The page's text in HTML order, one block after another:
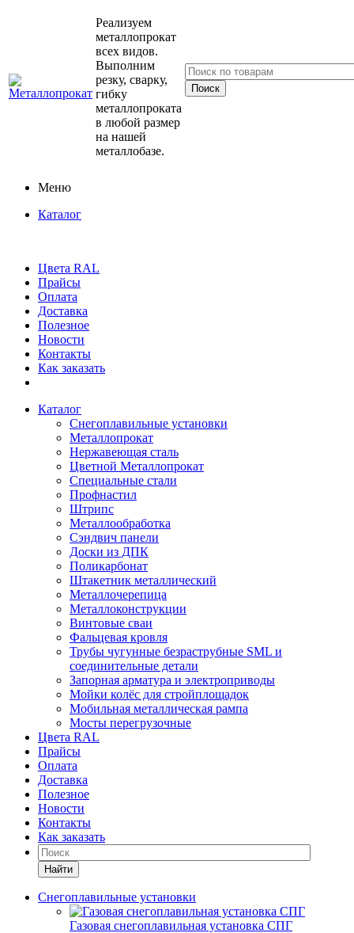
Реализуем
металлопрокат
всех видов.
Выполним
резку, сварку,
гибку
металлопроката
в любой размер
на нашей
металлобазе.
Меню
Каталог
Цвета RAL
Прайсы
Оплата
Доставка
Полезное
Новости
Контакты
Как заказать
Каталог
Снегоплавильные установки
Металлопрокат
Нержавеющая сталь
Цветной Металлопрокат
Специальные стали
Профнастил
Штрипс
Металлообработка
Сэндвич панели
Доски из ДПК
Поликарбонат
Штакетник металлический
Металлочерепица
Металлоконструкции
Винтовые сваи
Фальцевая кровля
Трубы чугунные безраструбные SML и
соединительные детали
Запорная арматура и электроприводы
Мойки колёс для стройплощадок
Мобильная металлическая рампа
Мосты перегрузочные
Цвета RAL
Прайсы
Оплата
Доставка
Полезное
Новости
Контакты
Как заказать
Найти
Снегоплавильные установки
Газовая снегоплавильная установка СПГ